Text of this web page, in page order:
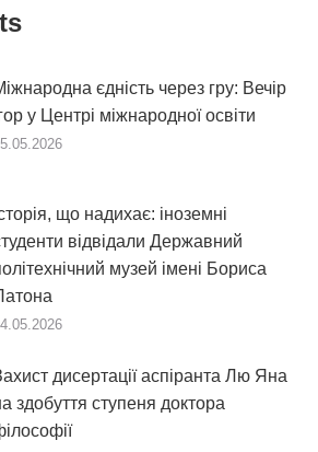
єдність через гру: Вечір
у Центрі міжнародної освіти
що надихає: іноземні
відвідали Державний
музей імені Бориса
дисертації аспіранта Лю Яна
здобуття ступеня доктора